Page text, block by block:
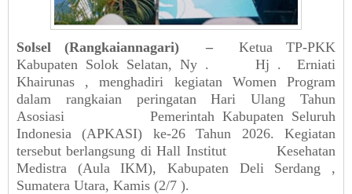
Solsel (Rangkaiannagari) –KetuaTP-PKK
Kabupaten Solok Selatan, Ny . Hj .
Erniati
Khairunas ,menghadiri kegiatan Women Program
dalam rangkaian peringatanHariUlangTahun
Asosiasi
PemerintahKabupaten Seluruh
Indonesia (APKASI) ke-26Tahun 2026.Kegiatan
tersebutberlangsung di Hall Institut
Kesehatan
Medistra (Aula IKM),Kabupaten Deli Serdang ,
Sumatera Utara, Kamis (2/7 ).